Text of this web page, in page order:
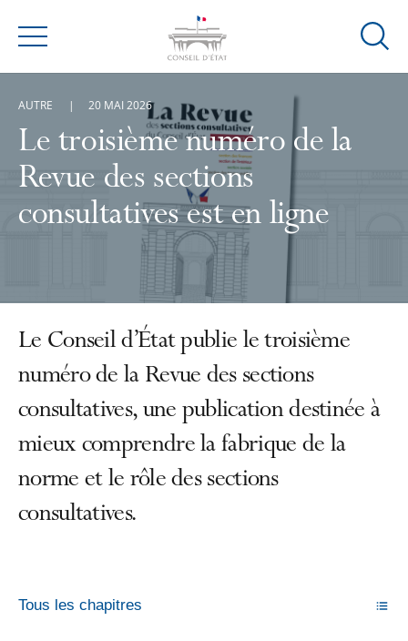
Menu
Ouvrir
Le troisième numéro de la
Revue des sections
consultatives est en ligne
AUTRE 20 MAI 2026
Le Conseil d’État publie le troisième
numéro de la Revue des sections
consultatives, une publication destinée à
mieux comprendre la fabrique de la
norme et le rôle des sections
consultatives.
Tous les chapitres